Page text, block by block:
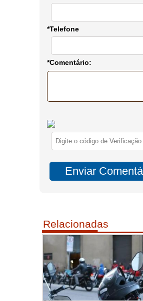
*Telefone
*Comentário:
Relacionadas